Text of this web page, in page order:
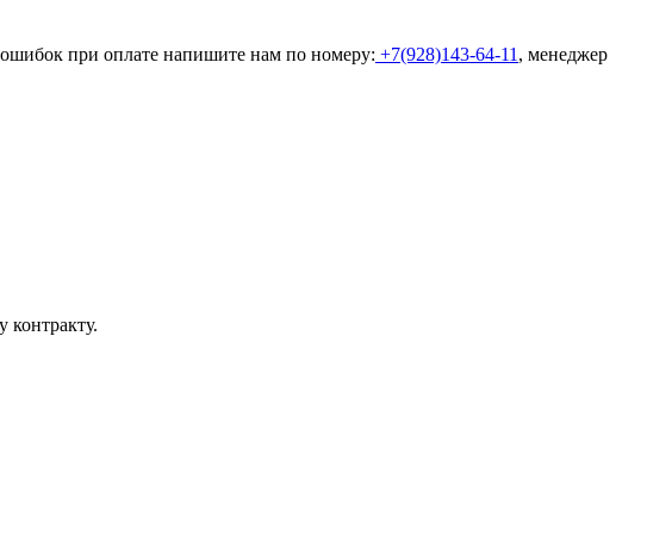
при оплате напишите нам по номеру: +7(928)143-64-11 , менеджер